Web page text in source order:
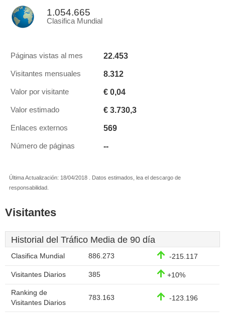
1.054.665
Clasifica Mundial
Páginas vistas al mes 22.453
Visitantes mensuales 8.312
Valor por visitante € 0,04
Valor estimado € 3.730,3
Enlaces externos 569
Número de páginas --
Última Actualización: 18/04/2018 . Datos estimados, lea el descargo de
responsabilidad.
Visitantes
Historial del Tráfico Media de 90 día
Clasifica Mundial 886.273 -215.117
Visitantes Diarios 385 +10%
Ranking de
Visitantes Diarios
783.163 -123.196